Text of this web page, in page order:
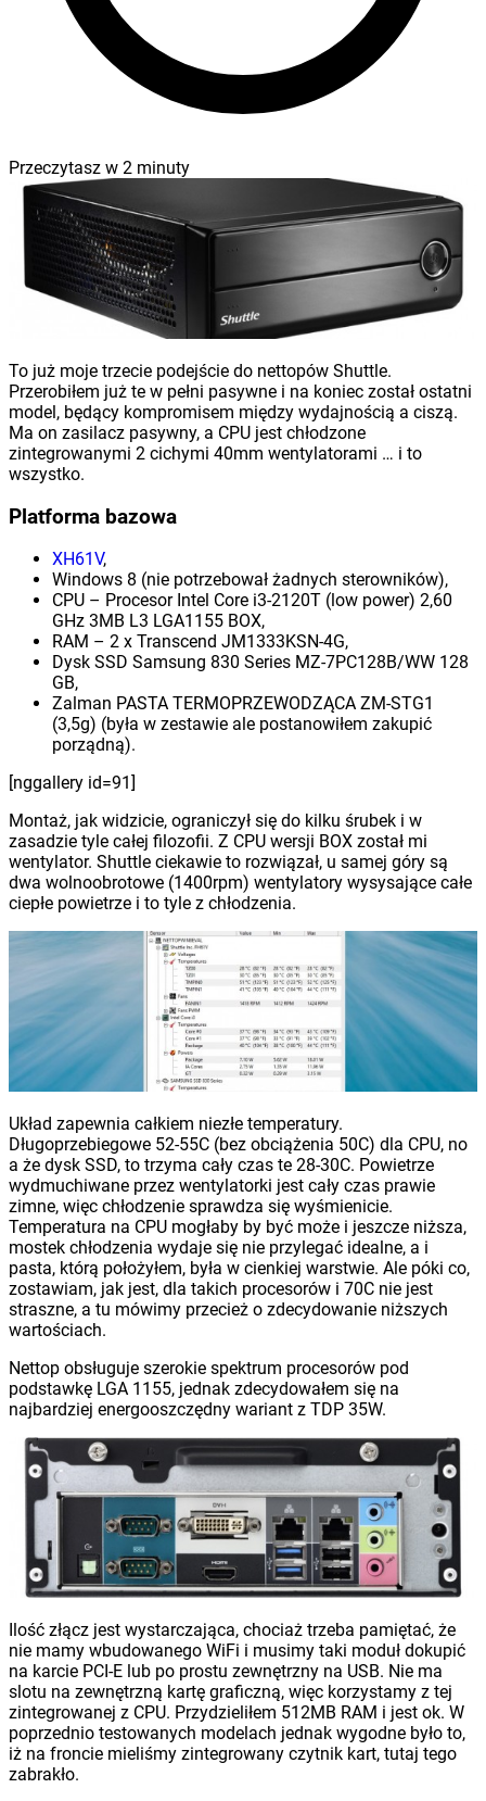
Przeczytasz w 2 minuty
To już moje trzecie podejście do nettopów Shuttle.
Przerobiłem już te w pełni pasywne i na koniec został ostatni
model, będący kompromisem między wydajnością a ciszą.
Ma on zasilacz pasywny, a CPU jest chłodzone
zintegrowanymi 2 cichymi 40mm wentylatorami … i to
wszystko.
Platforma bazowa
XH61V,
Windows 8 (nie potrzebował żadnych sterowników),
CPU – Procesor Intel Core i3-2120T (low power) 2,60
GHz 3MB L3 LGA1155 BOX,
RAM – 2 x Transcend JM1333KSN-4G,
Dysk SSD Samsung 830 Series MZ-7PC128B/WW 128
GB,
Zalman PASTA TERMOPRZEWODZĄCA ZM-STG1
(3,5g) (była w zestawie ale postanowiłem zakupić
porządną).
[nggallery id=91]
Montaż, jak widzicie, ograniczył się do kilku śrubek i w
zasadzie tyle całej filozofii. Z CPU wersji BOX został mi
wentylator. Shuttle ciekawie to rozwiązał, u samej góry są
dwa wolnoobrotowe (1400rpm) wentylatory wysysające całe
ciepłe powietrze i to tyle z chłodzenia.
Układ zapewnia całkiem niezłe temperatury.
Długoprzebiegowe 52-55C (bez obciążenia 50C) dla CPU, no
a że dysk SSD, to trzyma cały czas te 28-30C. Powietrze
wydmuchiwane przez wentylatorki jest cały czas prawie
zimne, więc chłodzenie sprawdza się wyśmienicie.
Temperatura na CPU mogłaby by być może i jeszcze niższa,
mostek chłodzenia wydaje się nie przylegać idealne, a i
pasta, którą położyłem, była w cienkiej warstwie. Ale póki co,
zostawiam, jak jest, dla takich procesorów i 70C nie jest
straszne, a tu mówimy przecież o zdecydowanie niższych
wartościach.
Nettop obsługuje szerokie spektrum procesorów pod
podstawkę LGA 1155, jednak zdecydowałem się na
najbardziej energooszczędny wariant z TDP 35W.
Ilość złącz jest wystarczająca, chociaż trzeba pamiętać, że
nie mamy wbudowanego WiFi i musimy taki moduł dokupić
na karcie PCI-E lub po prostu zewnętrzny na USB. Nie ma
slotu na zewnętrzną kartę graficzną, więc korzystamy z tej
zintegrowanej z CPU. Przydzieliłem 512MB RAM i jest ok. W
poprzednio testowanych modelach jednak wygodne było to,
iż na froncie mieliśmy zintegrowany czytnik kart, tutaj tego
zabrakło.